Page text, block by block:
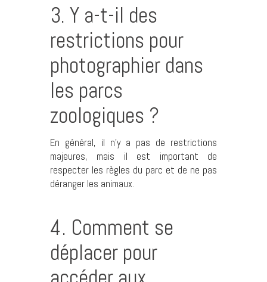
3. Y a-t-il des
restrictions pour
photographier dans
les parcs
zoologiques ?
En général, il n’y a pas de restrictions
majeures, mais il est important de
respecter les règles du parc et de ne pas
déranger les animaux.
4. Comment se
déplacer pour